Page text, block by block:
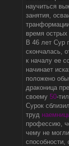
научиться
занятия,
время
В 46 лет Сур
скончалась,
к началу ее
начинает
положено
драконица
своему 50-
Сурок
труд
профессию,
чему не
способности,